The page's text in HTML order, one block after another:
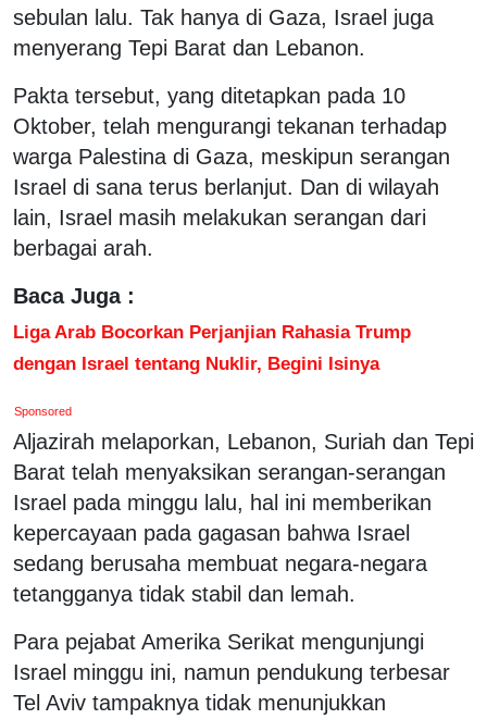
sebulan lalu. Tak hanya di Gaza, Israel juga
menyerang Tepi Barat dan Lebanon.
Pakta tersebut, yang ditetapkan pada 10
Oktober, telah mengurangi tekanan terhadap
warga Palestina di Gaza, meskipun serangan
Israel di sana terus berlanjut. Dan di wilayah
lain, Israel masih melakukan serangan dari
berbagai arah.
Baca Juga :
Liga Arab Bocorkan Perjanjian Rahasia Trump
dengan Israel tentang Nuklir, Begini Isinya
Sponsored
Aljazirah melaporkan, Lebanon, Suriah dan Tepi
Barat telah menyaksikan serangan-serangan
Israel pada minggu lalu, hal ini memberikan
kepercayaan pada gagasan bahwa Israel
sedang berusaha membuat negara-negara
tetangganya tidak stabil dan lemah.
Para pejabat Amerika Serikat mengunjungi
Israel minggu ini, namun pendukung terbesar
Tel Aviv tampaknya tidak menunjukkan